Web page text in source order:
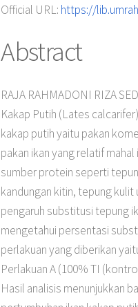
Official URL: https://
Abstract
RAJA RAHMADONI RIZA
Kakap Putih (Lates
kakap putih yaitu pakan
pakan ikan yang relatif
sumber protein seperti
kandungan kitin, tepung
pengaruh substitusi tepung
mengetahui persentasi
perlakuan yang diberikan
Perlakuan A (100% TI
Hasil analisis menunjukkan